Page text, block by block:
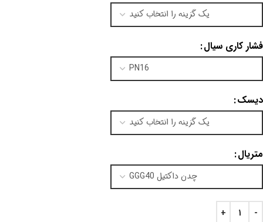
فشار کاری سیال
دیسک
متریال